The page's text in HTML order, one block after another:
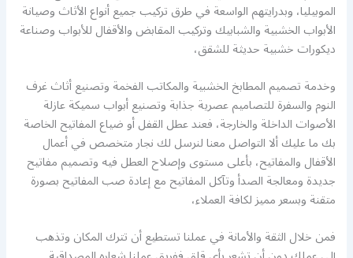
الموبيليا، وبدرايتهم الواسعة في طرق تركيب جميع أنواع الأثاث وصيانة
الأبواب الخشبية والشبابيك وتركيب المقابض والأقفال للأبواب وصناعة
ديكورات خشبية حديثة للشقق،
وخدمة تصميم المطابخ الخشبية والمكاتب الفخمة وتصنيع أثاث غرف
النوم والسفرة للتصاميم عصرية جذابة وتصنيع أبواب سميكة عازلة
الأصوات الداخلة والخارجة، فعند عطل القفل أو ضياع المفاتيح الخاصة
بك ما عليك ألا التواصل معنا لنرسل لك نجار متخصص في أعمال
الأقفال والمفاتيح، بأعلى مستوى وإصلاح العطل فيه وتصميم مفاتيح
جديدة ومعالجة الصدأ وتآكل المفاتيح مع إعادة صب المفاتيح بصورة
متقنة وبسعر مميز لكافة العملاء،
فمن خلال الثقة والأمانة في عملنا تستطيع أن تترك المكان وتذهب